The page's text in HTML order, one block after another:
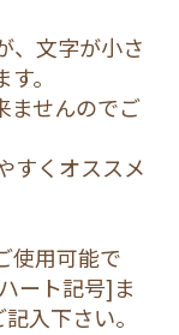
、文字が小さ
。
ませんのでご
すくオススメ
使用可能で
ート記号]ま
入下さい。